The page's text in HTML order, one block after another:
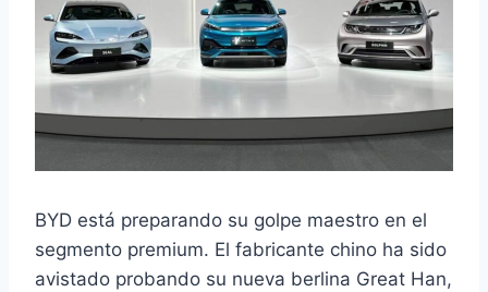
BYD está preparando su golpe maestro en el
segmento premium. El fabricante chino ha sido
avistado probando su nueva berlina Great Han,